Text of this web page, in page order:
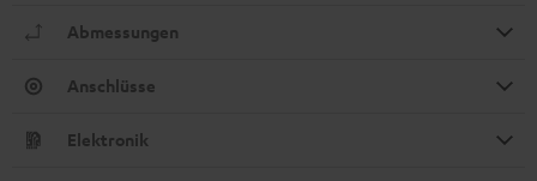
Abmessungen
Anschlüsse
Elektronik